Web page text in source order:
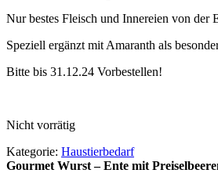
Nur bestes Fleisch und Innereien von der
Speziell ergänzt mit Amaranth als
Bitte bis 31.12.24 Vorbestellen!
Nicht vorrätig
Kategorie: Haustierbedarf
Gourmet Wurst – Ente mit